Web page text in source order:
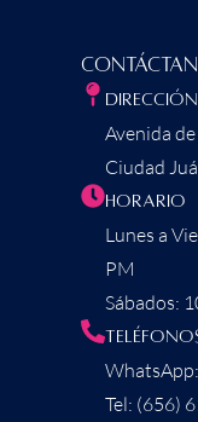
Dirección
Avenida
Ciudad
Horario
Lunes a
PM
Sábados:
Tel: (656)